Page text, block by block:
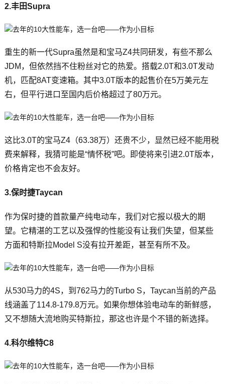
2.丰田Supra
重生的新一代Supra虽然是和宝马Z4共同研发，有些不那么
JDM，但依然挡不住粉丝对它的热爱。搭载2.0T和3.0T发动
机，匹配8AT变速箱。其中3.0T版本的起售价在5万美元左
右，但平行进口至国内后价格超过了80万元。
这比3.0T的宝马Z4（63.38万）还贵不少，显然已经不能用税
费来解释，我猜可能是“情怀税”吧。即使将来引进2.0T版本，
价格肯定也不会友好。
3.保时捷Taycan
作为保时捷的首款量产纯电动车，我们对它报以极大的期
望。它精湛的工艺以及强悍的性能没有让我们失望，但某些
方面和特斯拉Model S没有拉开差距，甚至有所不及。
从530马力的4S，到762马力的Turbo S，Taycan当前的产品
线涵盖了114.8-179.8万元。如果你想体验电动车的新鲜感，
又不想随大流地购买特斯拉，那这也许是个不错的新选择。
4.科尔维特C8